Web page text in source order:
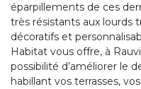
éparpillements de ces
très résistants aux lourds
décoratifs et
Habitat vous offre, à
possibilité d’améliorer le
habillant vos terrasses,